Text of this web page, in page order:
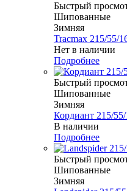
Быстрый
Шипованные
Зимняя
Tracmax 215/55/
Нет в наличии
Подробнее
Быстрый
Шипованные
Зимняя
Кордиант 215/
В наличии
Подробнее
Быстрый
Шипованные
Зимняя